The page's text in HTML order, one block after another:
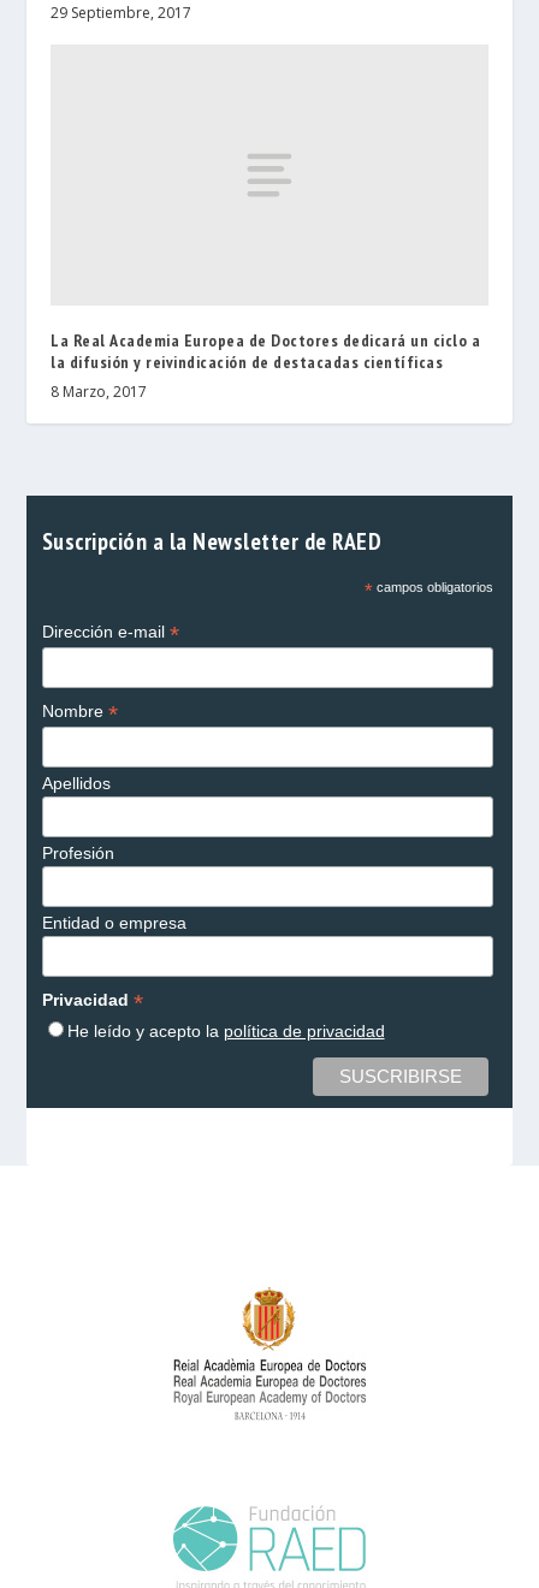
29 Septiembre, 2017
La Real Academia Europea de Doctores dedicará un ciclo a
la difusión y reivindicación de destacadas científicas
8 Marzo, 2017
Suscripción a la Newsletter de RAED
*campos obligatorios
Dirección e-mail *
Nombre *
Apellidos
Profesión
Entidad o empresa
Privacidad *
He leído y acepto la política de privacidad